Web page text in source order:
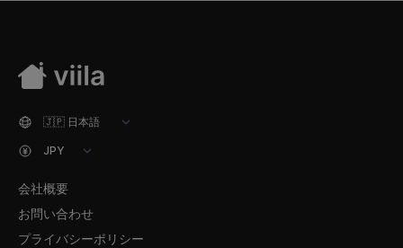
会社概要
お問い合わせ
プライバシーポリシー